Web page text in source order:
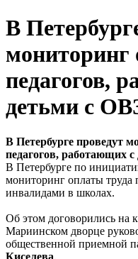
В
мониторинг
педагогов,
детьми с
В Петербурге проведут
педагогов, работающих
В Петербурге по
мониторинг оплаты труда
инвалидами в школах.
Об этом договорились на
Мариинском дворце
общественной приемной
Киселева.